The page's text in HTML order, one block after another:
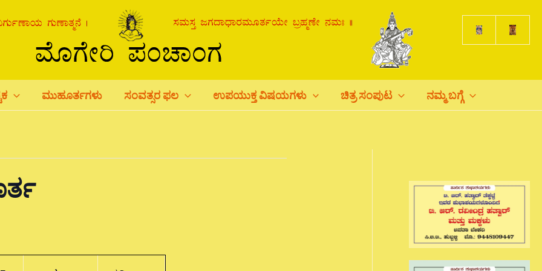
ಮುಹೂರ್ತಗಳು ಸಂವತ್ಸರ ಫಲ ಉಪಯುಕ್ತ ವಿಷಯಗಳು ಚಿತ್ರ ಸಂಪುಟ ನಮ್ಮ ಬಗ್ಗೆ